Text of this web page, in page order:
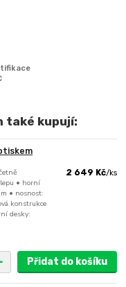
také kupují:
• horní
• nosnost:
konstrukce
desky:
2 649 Kč/ks
Přidat do košíku